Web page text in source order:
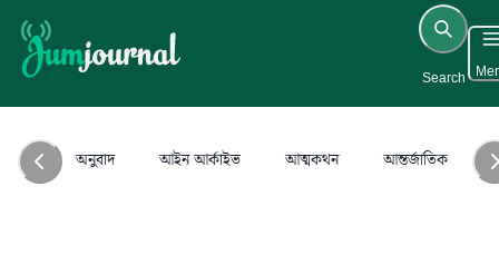
Search
অনুবাদ আইন আর্কাইভ আত্মকথন আন্তর্জাতিক